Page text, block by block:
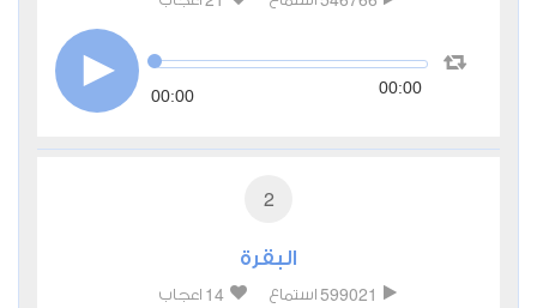
00:00 00:00
2
البقرة
599021 استماع 14 اعجاب